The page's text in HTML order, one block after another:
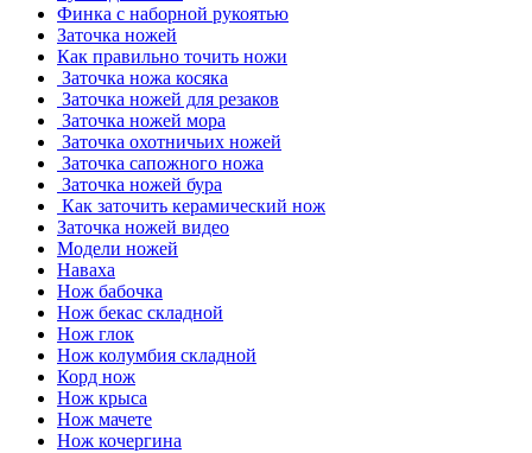
Финка с наборной рукоятью
Заточка ножей
Как правильно точить ножи
Заточка ножа косяка
Заточка ножей для резаков
Заточка ножей мора
Заточка охотничьих ножей
Заточка сапожного ножа
Заточка ножей бура
Как заточить керамический нож
Заточка ножей видео
Модели ножей
Наваха
Нож бабочка
Нож бекас складной
Нож глок
Нож колумбия складной
Корд нож
Нож крыса
Нож мачете
Нож кочергина